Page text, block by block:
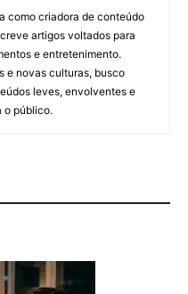
como criadora de conteúdo
artigos voltados para
e entretenimento.
e novas culturas, busco
leves, envolventes e
o público.